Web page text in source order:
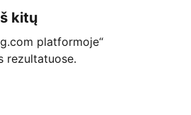
kitų
platformoje“
rezultatuose.